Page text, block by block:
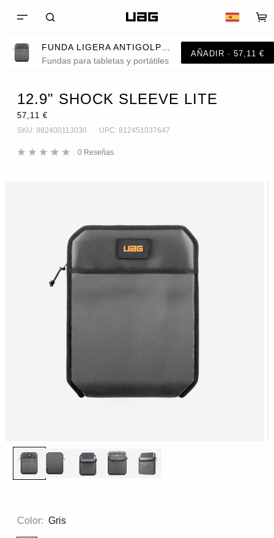
Fundas para tabletas y portátiles
AÑADIR · 57,11 €
12.9" SHOCK SLEEVE LITE
57,11 €
SKU: 982400113030 UPC: 812451037647
0 Reseñas
Color: Gris